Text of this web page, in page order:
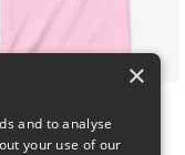
$22
×
and to analyse
your use of our